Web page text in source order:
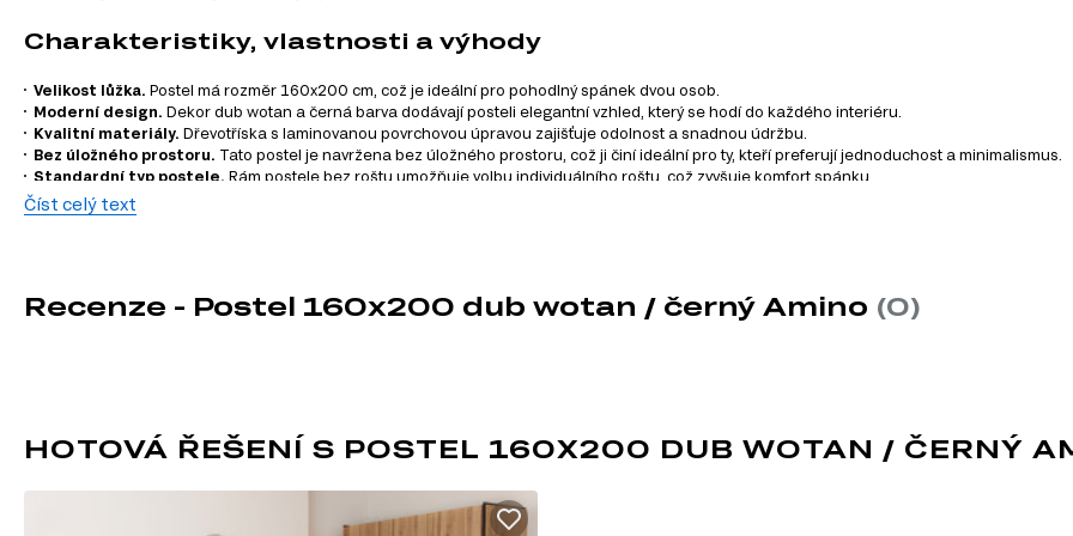
Charakteristiky, vlastnosti a výhody
Velikost lůžka. Postel má rozměr 160x200 cm, což je ideální pro pohodlný spánek dvou osob.
Moderní design. Dekor dub wotan a černá barva dodávají posteli elegantní vzhled, který se hodí do každého interiéru.
Kvalitní materiály. Dřevotříska s laminovanou povrchovou úpravou zajišťuje odolnost a snadnou údržbu.
Bez úložného prostoru. Tato postel je navržena bez úložného prostoru, což ji činí ideální pro ty, kteří preferují jednoduchost a minimalismus.
Standardní typ postele. Rám postele bez roštu umožňuje volbu individuálního roštu, což zvyšuje komfort spánku.
Plastové nohy.
Postel 160x200 dub wotan / černý Amino je součástí modulového systému Amino, který zahrnuje celkem 17 produktů.
každou místnost. Můžete si vybrat z následujících kategorií:
Manželské postele
Šatní panely do předsíně
Úložný prostor
Číst celý text
Recenze - Postel 160x200 dub wotan / černý Amino (0)
HOTOVÁ ŘEŠENÍ S POSTEL 160X200 DUB WOTAN / ČERNÝ